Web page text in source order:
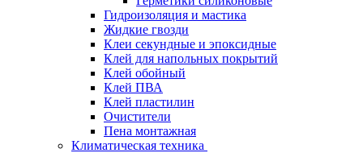
Гидроизоляция и мастика
Жидкие гвозди
Клеи секундные и эпоксидные
Клей для напольных покрытий
Клей обойный
Клей ПВА
Клей пластилин
Очистители
Пена монтажная
Климатическая техника